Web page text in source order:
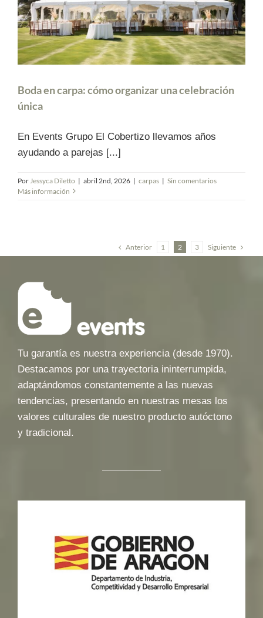
Boda en carpa: cómo organizar una celebración
única
En Events Grupo El Cobertizo llevamos años
ayudando a parejas [...]
Por Jessyca Diletto | abril 2nd, 2026 | carpas | Sin comentarios
Más información
Anterior 1 2 3 Siguiente
Tu garantía es nuestra experiencia (desde 1970).
Destacamos por una trayectoria ininterrumpida,
adaptándomos constantemente a las nuevas
tendencias, presentando en nuestras mesas los
valores culturales de nuestro producto autóctono
y tradicional.